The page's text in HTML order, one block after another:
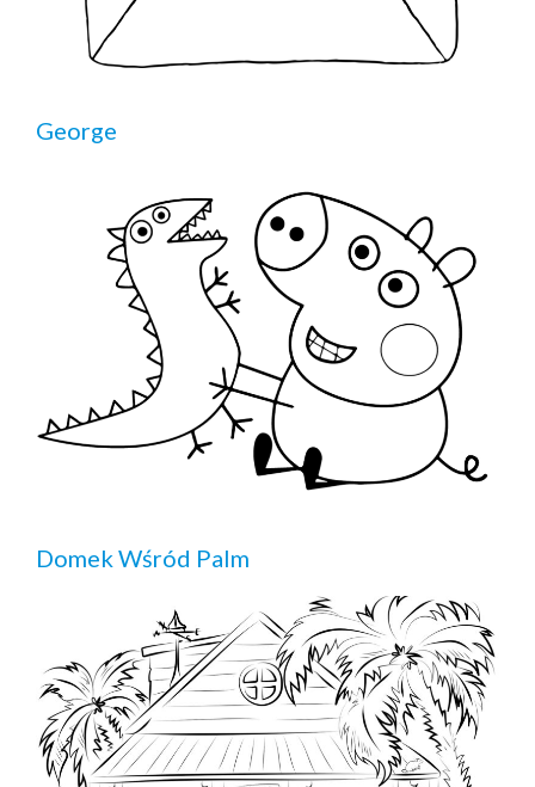
George
Domek Wśród Palm